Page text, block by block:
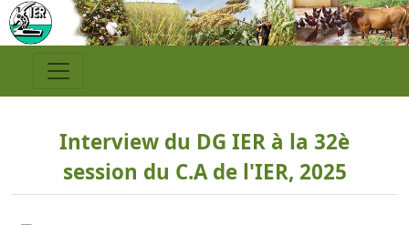
Interview du DG IER à la 32è
session du C.A de l'IER, 2025